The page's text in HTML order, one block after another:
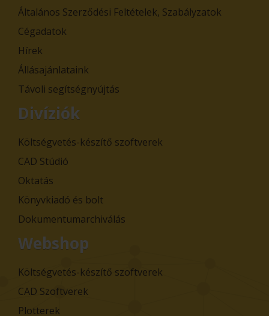
Általános Szerződési Feltételek, Szabályzatok
Cégadatok
Hírek
Állásajánlataink
Távoli segítségnyújtás
Divíziók
Költségvetés-készítő szoftverek
CAD Stúdió
Oktatás
Könyvkiadó és bolt
Dokumentumarchiválás
Webshop
Költségvetés-készítő szoftverek
CAD Szoftverek
Plotterek